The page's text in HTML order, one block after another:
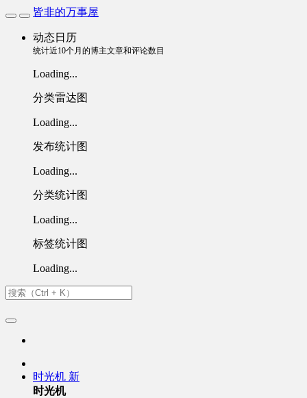
皆非的万事屋
动态日历
统计近10个月的博主文章和评论数目
Loading...
分类雷达图
Loading...
发布统计图
Loading...
分类统计图
Loading...
标签统计图
Loading...
时光机 新
时光机